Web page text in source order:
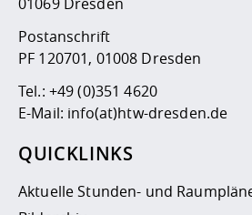
Postanschrift
PF 120701, 01008 Dresden
Tel.: +49 (0)351 4620
E-Mail: info(at)htw-dresden.de
QUICKLINKS
Aktuelle Stunden- und